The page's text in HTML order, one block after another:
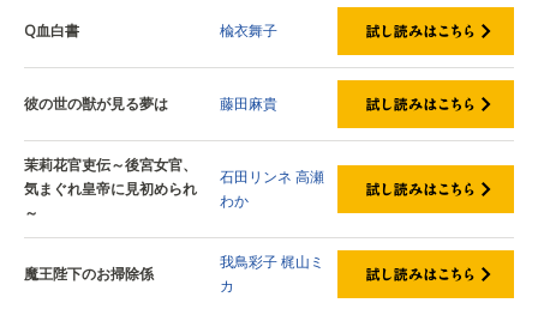
Q血白書 楡衣舞子
彼の世の獣が見る夢は 藤田麻貴
茉莉花官吏伝～後宮女官、
気まぐれ皇帝に見初められ
～
石田リンネ 高瀬
わか
魔王陛下のお掃除係
我鳥彩子梶山ミ
カ